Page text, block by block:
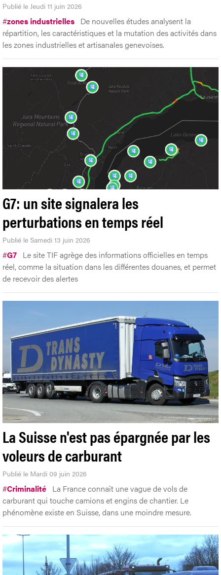
Publié le Jeudi 11 juin 2026
#zones industrielles De nouvelles études analysent la
répartition, les caractéristiques et la mutation des activités dans
les zones industrielles et artisanales genevoises.
G7: un site signalera les
perturbations en temps réel
Publié le Samedi 13 juin 2026
#G7 Le site TIF agrège des informations officielles en temps
réel, comme la situation dans les différentes douanes, et permet
de recevoir des alertes
La Suisse n'est pas épargnée par les
voleurs de carburant
Publié le Mardi 09 juin 2026
#Criminalité La France connaît une vague de vols de
carburant qui touche camions et engins de chantier. Le
phénomène existe en Suisse, dans une moindre mesure.